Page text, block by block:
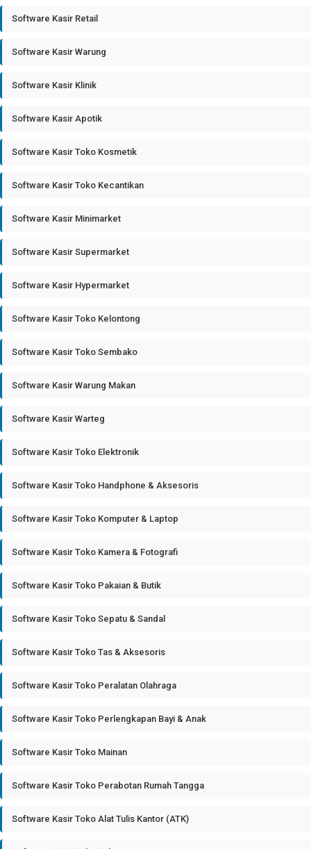
Software Kasir Retail
Software Kasir Warung
Software Kasir Klinik
Software Kasir Apotik
Software Kasir Toko Kosmetik
Software Kasir Toko Kecantikan
Software Kasir Minimarket
Software Kasir Supermarket
Software Kasir Hypermarket
Software Kasir Toko Kelontong
Software Kasir Toko Sembako
Software Kasir Warung Makan
Software Kasir Warteg
Software Kasir Toko Elektronik
Software Kasir Toko Handphone & Aksesoris
Software Kasir Toko Komputer & Laptop
Software Kasir Toko Kamera & Fotografi
Software Kasir Toko Pakaian & Butik
Software Kasir Toko Sepatu & Sandal
Software Kasir Toko Tas & Aksesoris
Software Kasir Toko Peralatan Olahraga
Software Kasir Toko Perlengkapan Bayi & Anak
Software Kasir Toko Mainan
Software Kasir Toko Perabotan Rumah Tangga
Software Kasir Toko Alat Tulis Kantor (ATK)